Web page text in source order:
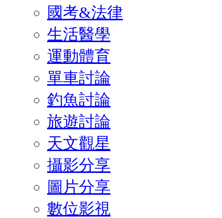
國考&法律
生活醫學
運動體育
單車討論
釣魚討論
旅遊討論
天文觀星
攝影分享
圖片分享
數位影視